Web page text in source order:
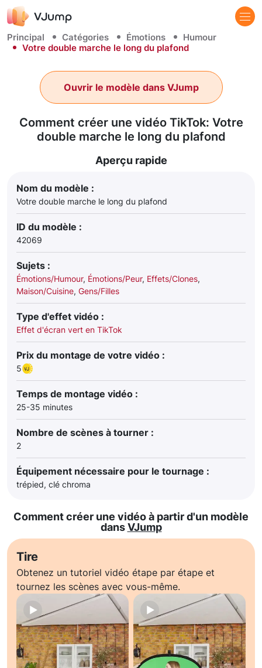
Principal Catégories Émotions
Humour
Votre double marche le long du plafond
Comment créer une vidéo TikTok: Votre
double marche le long du plafond
Ouvrir le modèle dans VJump
Aperçu rapide
Nom du modèle :
Votre double marche le long du plafond
ID du modèle :
42069
Sujets :
Émotions/Humour, Émotions/Peur, Effets/Clones,
Maison/Cuisine, Gens/Filles
Type d'effet vidéo :
Effet d'écran vert en TikTok
Prix du montage de votre vidéo :
5
Temps de montage vidéo :
25-35 minutes
Nombre de scènes à tourner :
2
Équipement nécessaire pour le tournage :
trépied, clé chroma
Comment créer une vidéo à partir d'un modèle
dansVJump
Tire
Obtenez un tutoriel vidéo étape par étape et
tournez les scènes avec vous-même.